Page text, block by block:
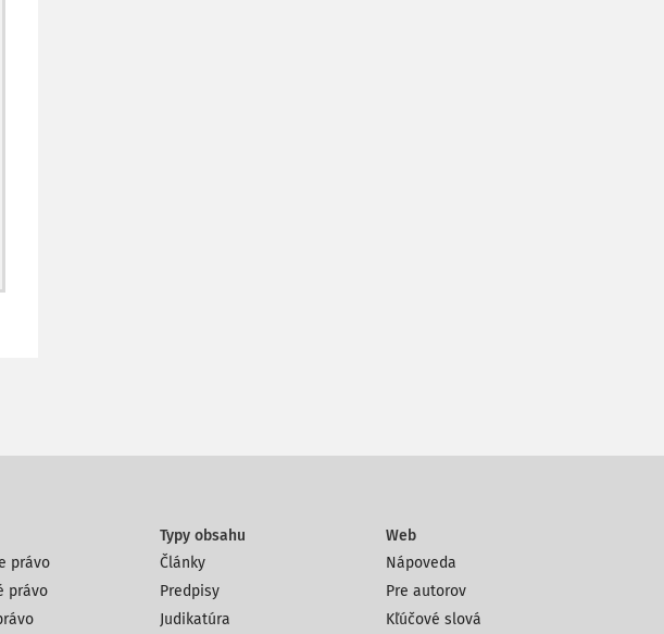
právo
právo
Typy obsahu
Články
Predpisy
Judikatúra
Web
Nápoveda
Pre autorov
Kľúčové slová